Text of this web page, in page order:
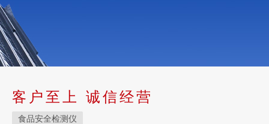
客户至上 诚信经营
食品安全检测仪